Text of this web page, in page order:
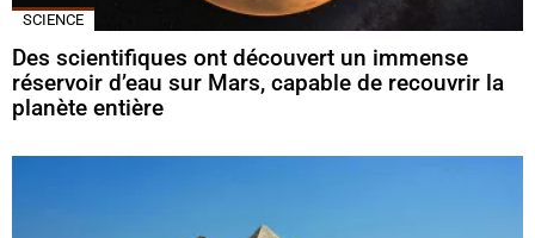
SCIENCE
Des scientifiques ont découvert un immense
réservoir d’eau sur Mars, capable de recouvrir la
planète entière